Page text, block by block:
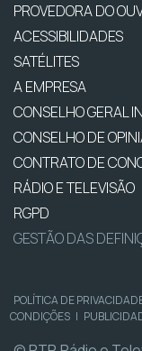
PROVEDORA DO
ACESSIBILIDADES
SATÉLITES
A EMPRESA
CONSELHO GERAL
CONSELHO DE
CONTRATO DE
RÁDIO E TELEVISÃO
RGPD
GESTÃO DAS
POLÍTICA DE
CONDIÇÕES |